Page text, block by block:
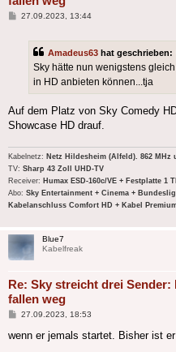
Beitrag
27.09.2023, 13:44
Amadeus63 hat geschrieben:
Sky hätte nun wenigstens
in HD anbieten können...tja
Auf dem Platz von Sky Comedy
Showcase HD drauf.
Kabelnetz: Netz Hildesheim (Alfeld). 862 MHz
TV: Sharp 43 Zoll UHD-TV
Receiver: Humax ESD-160c/VE + Festplatte 1
Abo: Sky Entertainment + Cinema +
Kabelanschluss Comfort HD + Kabel
Blue7
Kabelfreak
Re: Sky streicht drei
fallen weg
Beitrag
27.09.2023, 18:53
wenn er jemals startet. Bisher ist